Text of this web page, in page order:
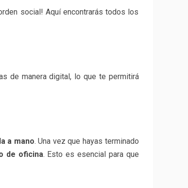
social! Aquí encontrarás todos los
de manera digital, lo que te permitirá
a mano. Una vez que hayas terminado
de oficina. Esto es esencial para que